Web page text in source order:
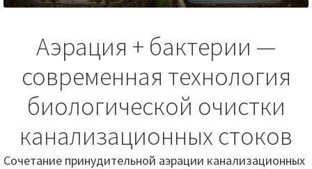
Аэрация + бактерии —
современная технология
биологической очистки
канализационных стоков
Сочетание принудительной аэрации канализационных